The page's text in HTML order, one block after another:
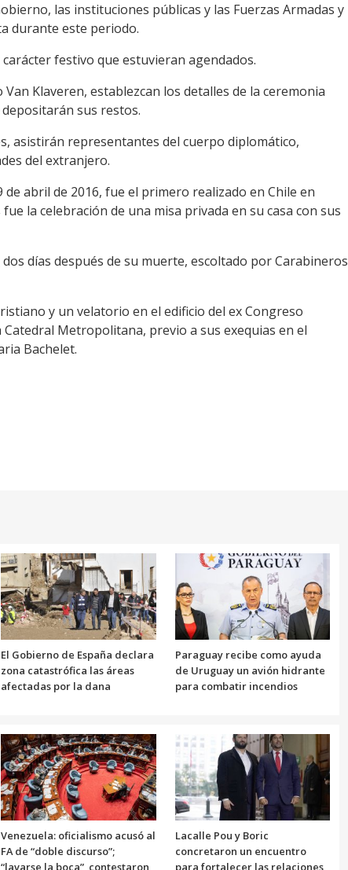
las instituciones públicas y las Fuerzas Armadas y
durante este periodo.
festivo que estuvieran agendados.
Klaveren, establezcan los detalles de la ceremonia
sus restos.
asistirán representantes del cuerpo diplomático,
del extranjero.
abril de 2016, fue el primero realizado en Chile en
la celebración de una misa privada en su casa con sus
días después de su muerte, escoltado por Carabineros
y un velatorio en el edificio del ex Congreso
Metropolitana, previo a sus exequias en el
Bachelet.
El Gobierno de España declara
zona catastrófica las áreas
afectadas por la dana
Paraguay recibe como ayuda
de Uruguay un avión hidrante
para combatir incendios
Venezuela: oficialismo acusó al
FA de “doble discurso”;
“lavarse la boca”, contestaron
Lacalle Pou y Boric
concretaron un encuentro
para fortalecer las relaciones